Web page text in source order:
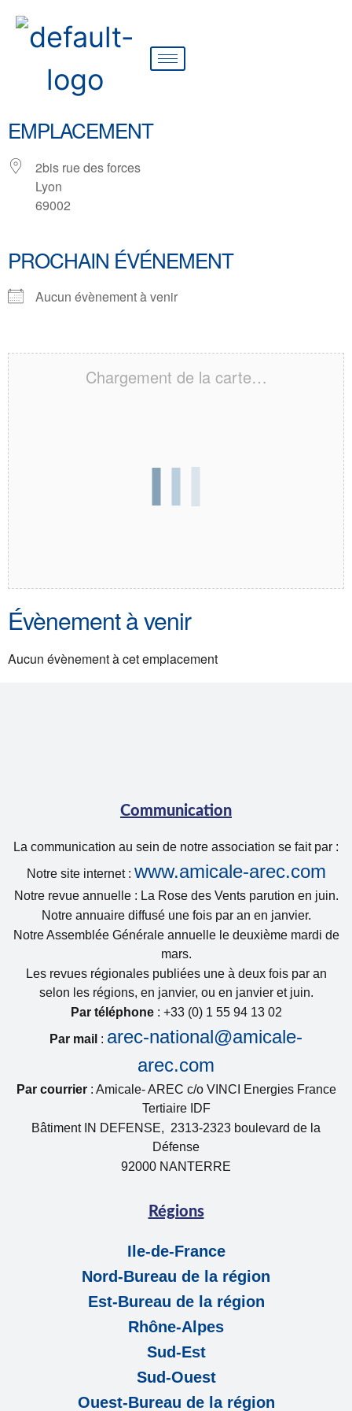
EMPLACEMENT
2bis rue des forces
Lyon
69002
PROCHAIN ÉVÉNEMENT
Aucun évènement à venir
Chargement de la carte…
Évènement à venir
Aucun évènement à cet emplacement
Communication
La communication au sein de notre association se fait par :
Notre site internet : www.amicale-arec.com
Notre revue annuelle : La Rose des Vents parution en juin.
Notre annuaire diffusé une fois par an en janvier.
Notre Assemblée Générale annuelle le deuxième mardi de
mars.
Les revues régionales publiées une à deux fois par an
selon les régions, en janvier, ou en janvier et juin.
Par téléphone: +33 (0) 1 55 94 13 02
Par mail : arec-national@amicale-
arec.com
Par courrier: Amicale- AREC c/o VINCI Energies France
Tertiaire IDF
Bâtiment IN DEFENSE, 2313-2323 boulevard de la
Défense
92000 NANTERRE
Régions
Ile-de-France
Nord-Bureau de la région
Est-Bureau de la région
Rhône-Alpes
Sud-Est
Sud-Ouest
Ouest-Bureau de la région